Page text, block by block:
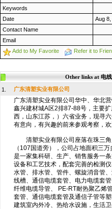
Keywords
Date
Aug
Contact Name
Email
Add to My Favorite
Refer it to
Other links at 电
1. 广东清塑实业有限公司
广东清塑实业有限公司华中、华北
鑫兴建材城A区2排87-88号，主要
西，山东江苏，）六省业务，现寻
有意向，有兴趣的前来参观考察，
清塑实业有限公司座落在珠三
（107国道旁），公司占地面积三
是一家集科研、生产、销售服务一
设备和工艺技术，配套完善的检测
水管、排水管、管件、螺旋消音管
线槽、通信电缆套管、电力电缆套
纤维电缆导管、 PE-RT耐热聚乙烯
套管、通信电缆套管及通信子管等
建筑室内外冷、热给水设施，生活